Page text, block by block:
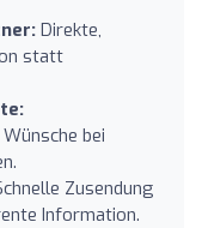
Direkte,
statt
bei
Zusendung
Information.